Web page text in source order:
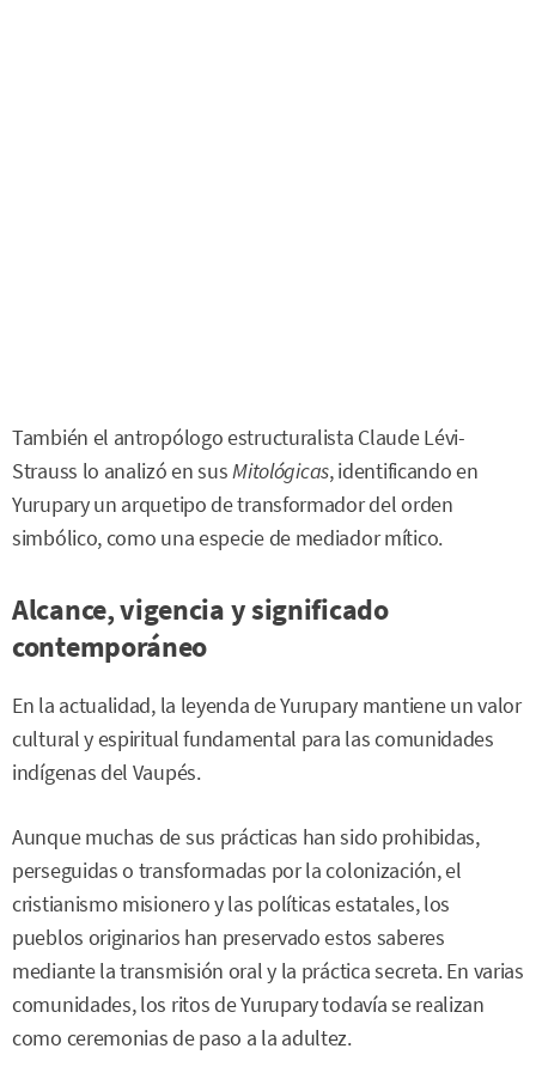
También el antropólogo estructuralista Claude Lévi-
Strauss lo analizó en susMitológicas, identificando en
Yurupary un arquetipo de transformador del orden
simbólico, como una especie de mediador mítico.
Alcance, vigencia y significado
contemporáneo
En la actualidad, la leyenda de Yurupary mantiene un valor
cultural y espiritual fundamental para las comunidades
indígenas del Vaupés.
Aunque muchas de sus prácticas han sido prohibidas,
perseguidas o transformadas por la colonización, el
cristianismo misionero y las políticas estatales, los
pueblos originarios han preservado estos saberes
mediante la transmisión oral y la práctica secreta. En varias
comunidades, los ritos de Yurupary todavía se realizan
como ceremonias de paso a la adultez.